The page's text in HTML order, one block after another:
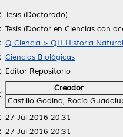
Tesis (Doctorado)
Tesis (Doctor en Ciencias con
Q Ciencia > QH Historia
Ciencias Biológicas
Editor Repositorio
Creador
Castillo Godina, Rocío
27 Jul 2016 20:31
27 Jul 2016 20:31